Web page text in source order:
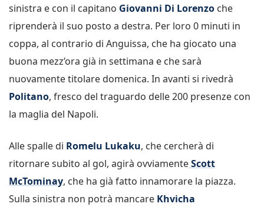
sinistra e con il capitano Giovanni Di Lorenzo che
riprenderà il suo posto a destra. Per loro 0 minuti in
coppa, al contrario di Anguissa, che ha giocato una
buona mezz’ora già in settimana e che sarà
nuovamente titolare domenica. In avanti si rivedrà
Politano, fresco del traguardo delle 200 presenze con
la maglia del Napoli.
Alle spalle di Romelu Lukaku, che cercherà di
ritornare subito al gol, agirà ovviamenteScott
McTominay, che ha già fatto innamorare la piazza.
Sulla sinistra non potrà mancare Khvicha